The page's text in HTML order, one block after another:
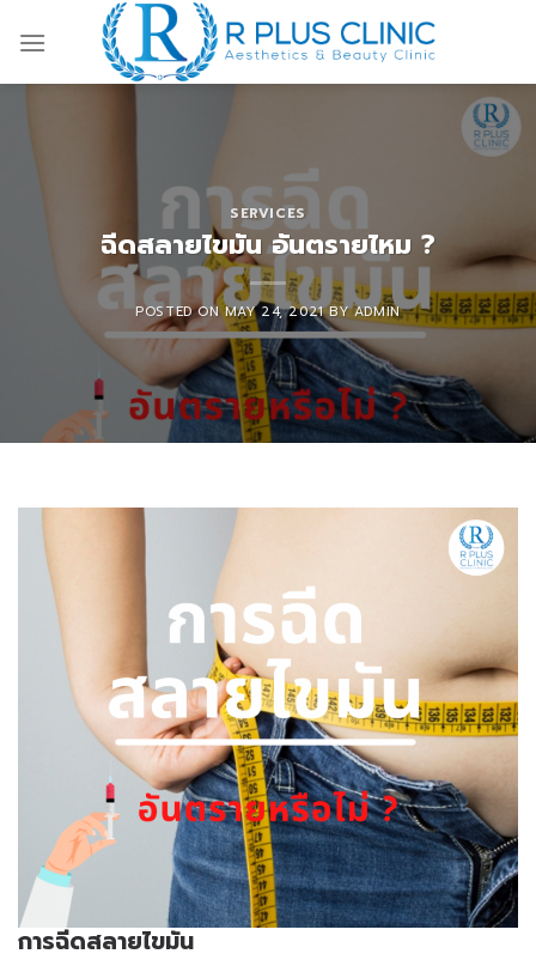
SERVICES
ฉีดสลายไขมัน อันตรายไหม ?
POSTED ONMAY 24, 2021BYADMIN
การฉีดสลายไขมัน